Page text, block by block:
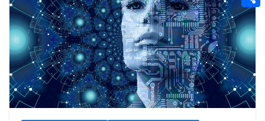
n
g
e
r
e
r
e
e
s
t
a
i
l
e
d
d
i
t
C
o
m
p
a
r